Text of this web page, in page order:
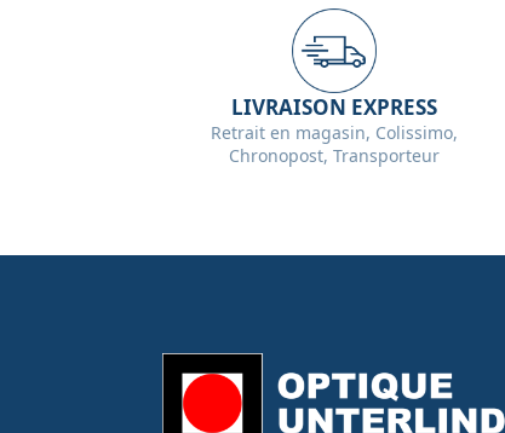
LIVRAISON EXPRESS
Retrait en magasin, Colissimo,
Chronopost, Transporteur